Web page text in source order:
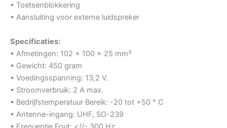
• Toetsenblokkering
• Aansluiting voor externe luidspreker
Specificaties:
• Afmetingen: 102 x 100 x 25 mm³
• Gewicht: 450 gram
• Voedingsspanning: 13,2 V.
• Stroomverbruik: 2 A max.
• Bedrijfstemperatuur Bereik: -20 tot +50 ° C
• Antenne-ingang: UHF, SO-239